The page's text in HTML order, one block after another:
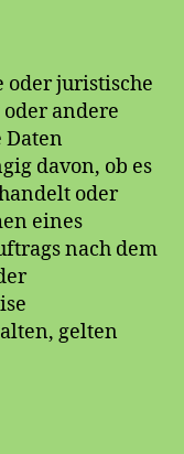
oder juristische
andere
Daten
davon, ob es
oder
eines
nach dem
gelten